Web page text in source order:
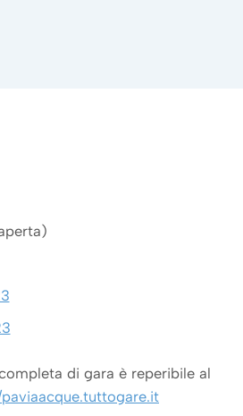
di gara è reperibile al